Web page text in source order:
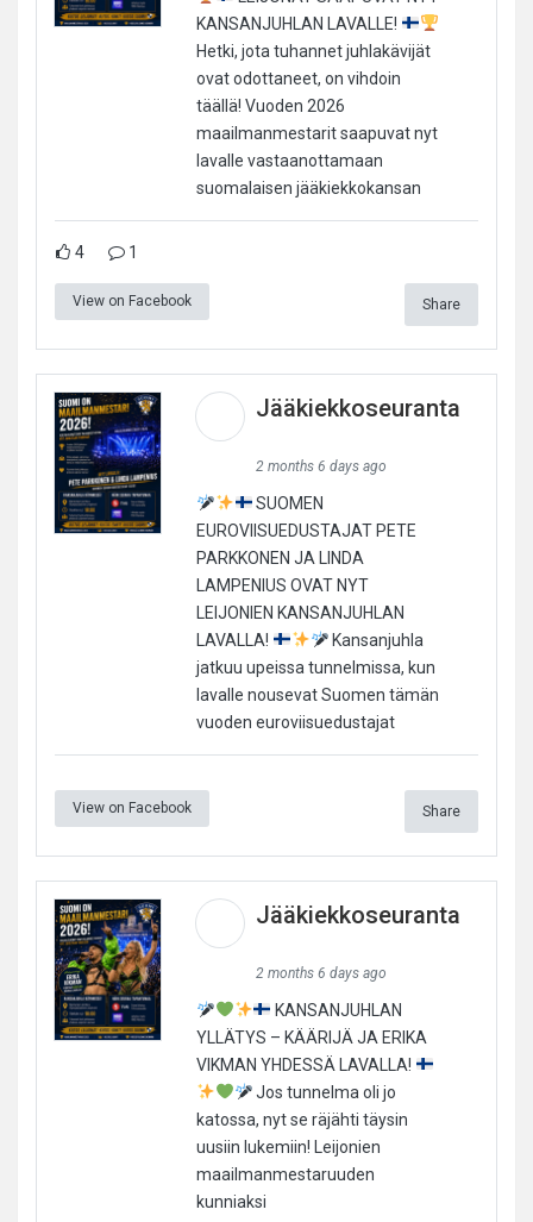
KANSANJUHLAN LAVALLE!
Hetki, jota tuhannet juhlakävijät
ovat odottaneet, on vihdoin
täällä! Vuoden 2026
maailmanmestarit saapuvat nyt
lavalle vastaanottamaan
suomalaisen jääkiekkokansan
4 1
View on Facebook Share
Jääkiekkoseuranta
2 months 6 days ago
SUOMEN
EUROVIISUEDUSTAJAT PETE
PARKKONEN JA LINDA
LAMPENIUS OVAT NYT
LEIJONIEN KANSANJUHLAN
LAVALLA!
Kansanjuhla
jatkuu upeissa tunnelmissa, kun
lavalle nousevat Suomen tämän
vuoden euroviisuedustajat
View on Facebook Share
Jääkiekkoseuranta
2 months 6 days ago
KANSANJUHLAN
YLLÄTYS – KÄÄRIJÄ JA ERIKA
VIKMAN YHDESSÄ LAVALLA!
Jos tunnelma oli jo
katossa, nyt se räjähti täysin
uusiin lukemiin! Leijonien
maailmanmestaruuden
kunniaksi